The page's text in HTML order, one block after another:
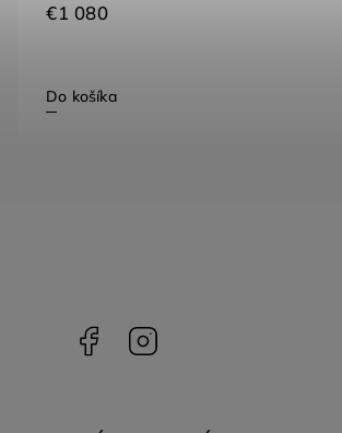
€1 080
Do košíka
Facebook